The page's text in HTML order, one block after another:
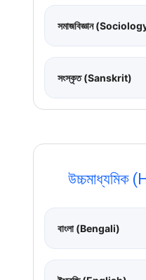
সমাজবিজ্ঞান
সংস্কৃত (Sanskrit)
উচ্চমাধ্যমিক
বাংলা (Bengali)